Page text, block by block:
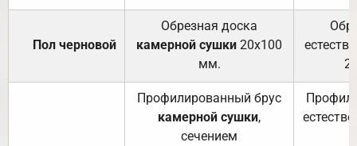
Пол черновой
Обрезная доска
камерной сушки 20х100
мм.
Профилированный брус
камерной сушки,
сечением